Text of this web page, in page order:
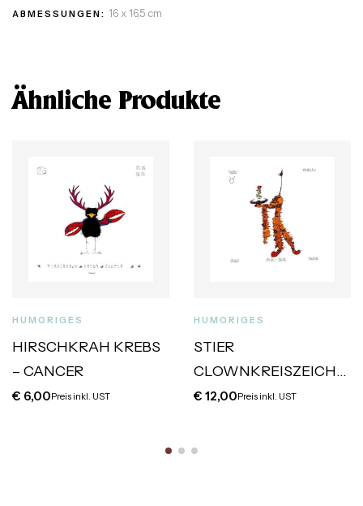
ABMESSUNGEN: 16 x 16,5 cm
Ähnliche Produkte
HUMORIGES
HIRSCHKRAH KREBS
– CANCER
€ 6,00Preis inkl. UST
HUMORIGES
STIER
CLOWNKREISZEICHE
N
€ 12,00Preis inkl. UST